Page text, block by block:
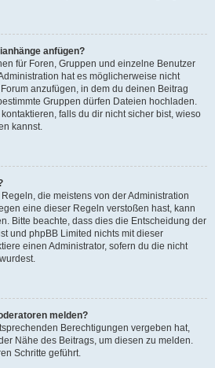
anfügen?
für Foren, Gruppen und einzelne Benutzer
hat es möglicherweise nicht
anzufügen, in dem du deinen Beitrag
Gruppen dürfen Dateien hochladen.
falls du dir nicht sicher bist, wieso
kannst.
die meistens von der Administration
eine dieser Regeln verstoßen hast, kann
Bitte beachte, dass dies die Entscheidung der
und phpBB Limited nichts mit dieser
einen Administrator, sofern du die nicht
melden?
Berechtigungen vergeben hat,
Nähe des Beitrags, um diesen zu melden.
Schritte geführt.